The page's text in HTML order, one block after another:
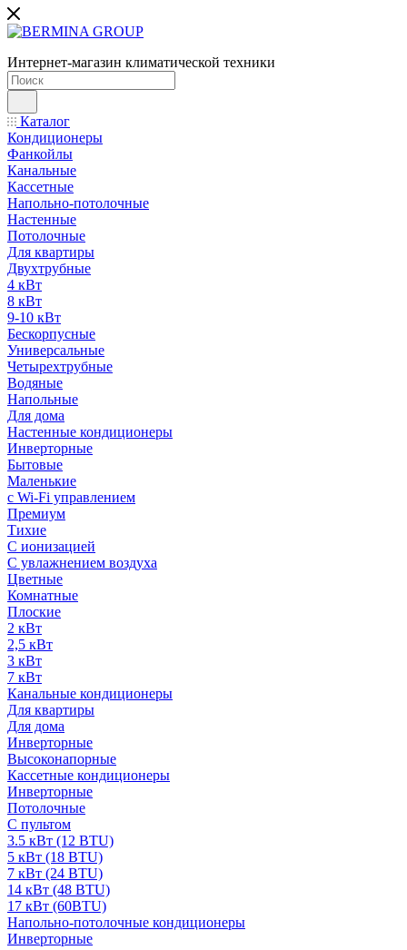
Интернет-магазин климатической техники
Каталог
Кондиционеры
Фанкойлы
Канальные
Кассетные
Напольно-потолочные
Настенные
Потолочные
Для квартиры
Двухтрубные
4 кВт
8 кВт
9-10 кВт
Бескорпусные
Универсальные
Четырехтрубные
Водяные
Напольные
Для дома
Настенные кондиционеры
Инверторные
Бытовые
Маленькие
с Wi-Fi управлением
Премиум
Тихие
С ионизацией
С увлажнением воздуха
Цветные
Комнатные
Плоские
2 кВт
2,5 кВт
3 кВт
7 кВт
Канальные кондиционеры
Для квартиры
Для дома
Инверторные
Высоконапорные
Кассетные кондиционеры
Инверторные
Потолочные
С пультом
3.5 кВт (12 BTU)
5 кВт (18 BTU)
7 кВт (24 BTU)
14 кВт (48 BTU)
17 кВт (60BTU)
Напольно-потолочные кондиционеры
Инверторные